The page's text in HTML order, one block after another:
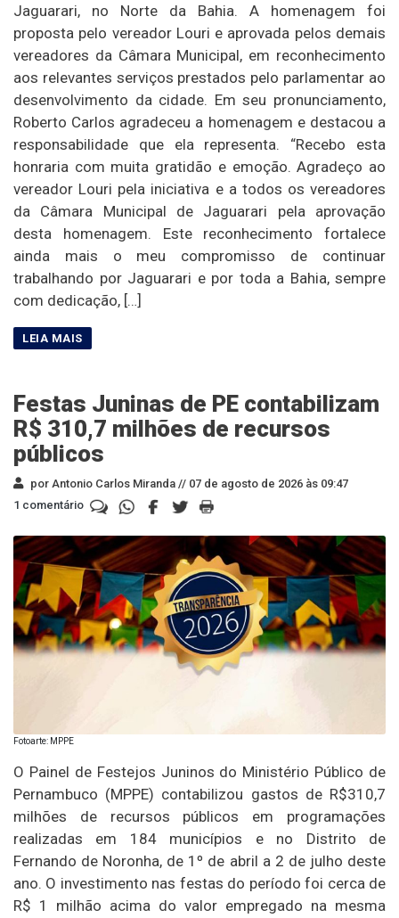
Jaguarari, no Norte da Bahia. A homenagem foi
proposta pelo vereador Louri e aprovada pelos demais
vereadores da Câmara Municipal, em reconhecimento
aos relevantes serviços prestados pelo parlamentar ao
desenvolvimento da cidade. Em seu pronunciamento,
Roberto Carlos agradeceu a homenagem e destacou a
responsabilidade que ela representa. “Recebo esta
honraria com muita gratidão e emoção. Agradeço ao
vereador Louri pela iniciativa e a todos os vereadores
da Câmara Municipal de Jaguarari pela aprovação
desta homenagem. Este reconhecimento fortalece
ainda mais o meu compromisso de continuar
trabalhando por Jaguarari e por toda a Bahia, sempre
com dedicação, […]
Festas Juninas de PE contabilizam
R$ 310,7 milhões de recursos
públicos
por Antonio Carlos Miranda // 07 de agosto de 2026 às 09:47
1 comentário
Fotoarte: MPPE
O Painel de Festejos Juninos do Ministério Público de
Pernambuco (MPPE) contabilizou gastos de R$310,7
milhões de recursos públicos em programações
realizadas em 184 municípios e no Distrito de
Fernando de Noronha, de 1º de abril a 2 de julho deste
ano. O investimento nas festas do período foi cerca de
R$ 1 milhão acima do valor empregado na mesma